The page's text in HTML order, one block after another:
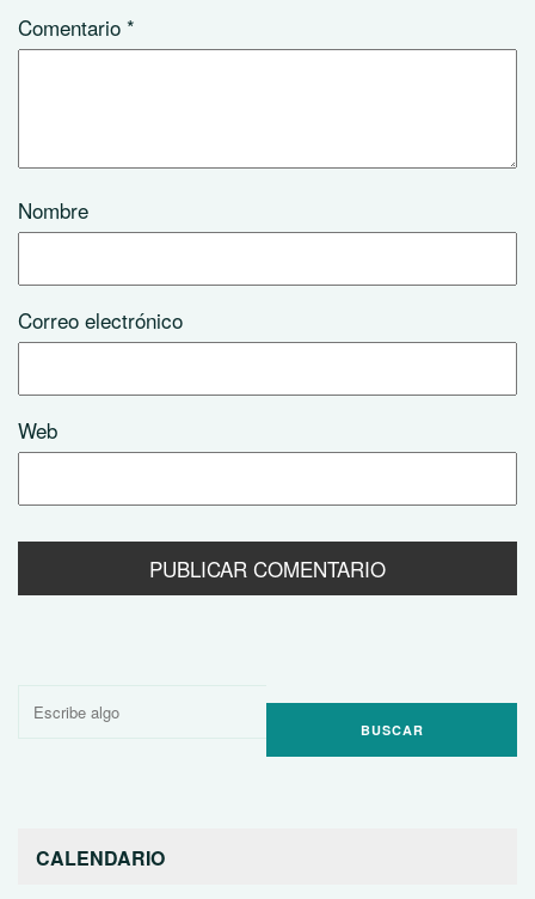
Comentario *
Nombre
Correo electrónico
Web
Buscar
CALENDARIO